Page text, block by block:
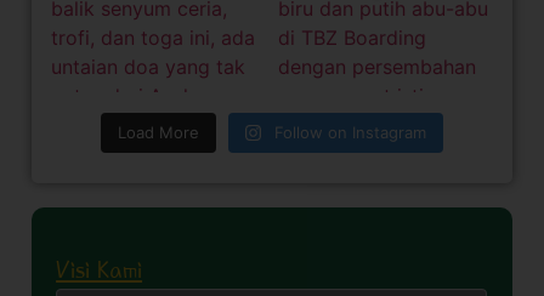
Load More Follow on Instagram
Visi Kami